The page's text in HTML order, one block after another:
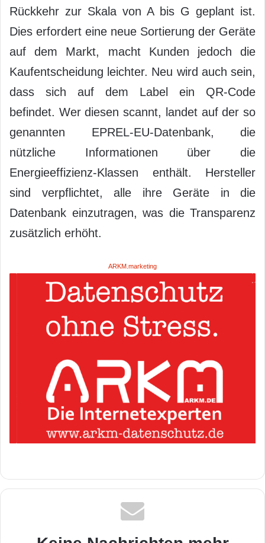
Rückkehr zur Skala von A bis G geplant ist.
Dies erfordert eine neue Sortierung der Geräte
auf dem Markt, macht Kunden jedoch die
Kaufentscheidung leichter. Neu wird auch sein,
dass sich auf dem Label ein QR-Code
befindet. Wer diesen scannt, landet auf der so
genannten EPREL-EU-Datenbank, die
nützliche Informationen über die
Energieeffizienz-Klassen enthält. Hersteller
sind verpflichtet, alle ihre Geräte in die
Datenbank einzutragen, was die Transparenz
zusätzlich erhöht.
ARKM.marketing